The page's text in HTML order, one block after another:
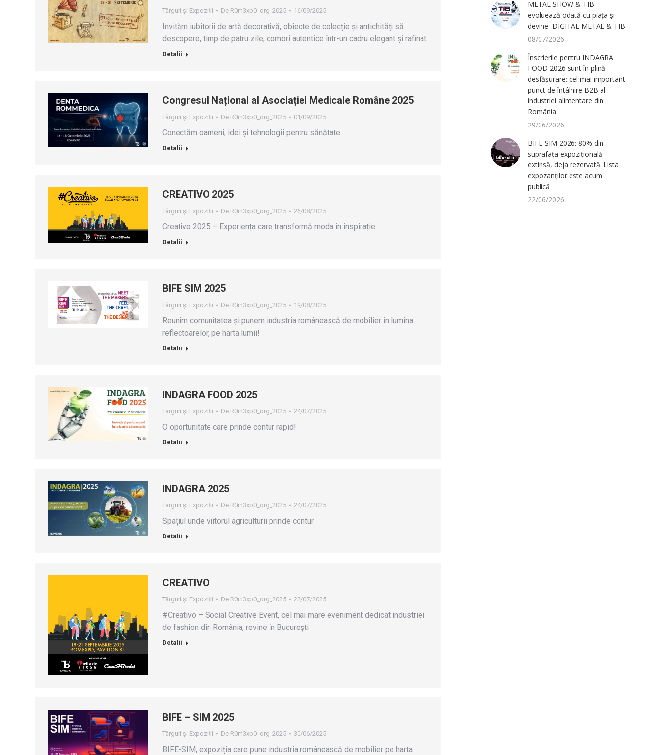
Târguri și Expoziții De R0m3xp0_org_2025 16/09/2025
Invităm iubitorii de artă decorativă, obiecte de colecție și antichități să
descopere, timp de patru zile, comori autentice într-un cadru elegant și rafinat.
Detalii
Congresul Național al Asociației Medicale Române 2025
Târguri și Expoziții De R0m3xp0_org_2025 01/09/2025
Conectăm oameni, idei și tehnologii pentru sănătate
Detalii
CREATIVO 2025
Târguri și Expoziții De R0m3xp0_org_2025 26/08/2025
Creativo 2025 – Experiența care transformă moda în inspirație
Detalii
BIFE SIM 2025
Târguri și Expoziții De R0m3xp0_org_2025 19/08/2025
Reunim comunitatea și punem industria românească de mobilier în lumina
reflectoarelor, pe harta lumii!
Detalii
INDAGRA FOOD 2025
Târguri și Expoziții De R0m3xp0_org_2025 24/07/2025
O oportunitate care prinde contur rapid!
Detalii
INDAGRA 2025
Târguri și Expoziții De R0m3xp0_org_2025 24/07/2025
Spațiul unde viitorul agriculturii prinde contur
Detalii
CREATIVO
Târguri și Expoziții De R0m3xp0_org_2025 22/07/2025
#Creativo – Social Creative Event, cel mai mare eveniment dedicat industriei
de fashion din România, revine în București
Detalii
BIFE – SIM 2025
Târguri și Expoziții De R0m3xp0_org_2025 30/06/2025
BIFE-SIM, expoziția care pune industria românească de mobilier pe harta
METAL SHOW & TIB
evoluează odată cu piața și
devine DIGITAL METAL & TIB
08/07/2026
Înscrierile pentru INDAGRA
FOOD 2026 sunt în plină
desfășurare: cel mai important
punct de întâlnire B2B al
industriei alimentare din
România
29/06/2026
BIFE-SIM 2026: 80% din
suprafața expozițională
extinsă, deja rezervată. Lista
expozanților este acum
publică
22/06/2026